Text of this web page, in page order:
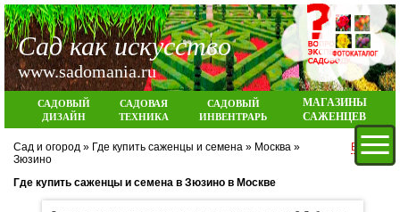
Сад как искусство
www.sadomania.ru
САДОВЫЙ
ДИЗАЙН
САДОВАЯ
ТЕХНИКА
САДОВЫЙ
ИНВЕНТРАРЬ
МАГАЗИНЫ
САЖЕНЦЕВ
Сад и огород » Где купить саженцы и семена » Москва »
Зюзино
Вход
Где купить саженцы и семена в Зюзино в Москве